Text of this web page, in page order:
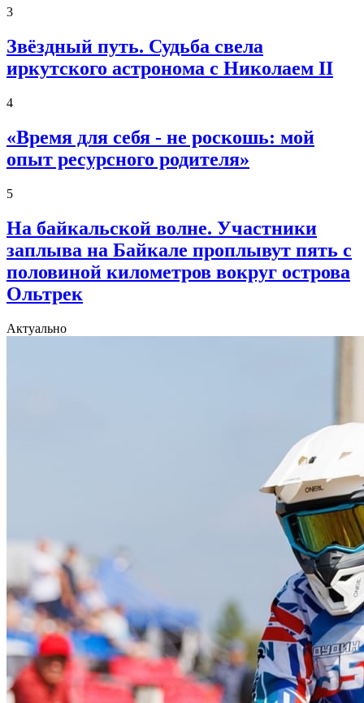
3
Звёздный путь. Судьба свела
иркутского астронома с Николаем II
4
«Время для себя - не роскошь: мой
опыт ресурсного родителя»
5
На байкальской волне. Участники
заплыва на Байкале проплывут пять с
половиной километров вокруг острова
Ольтрек
Актуально